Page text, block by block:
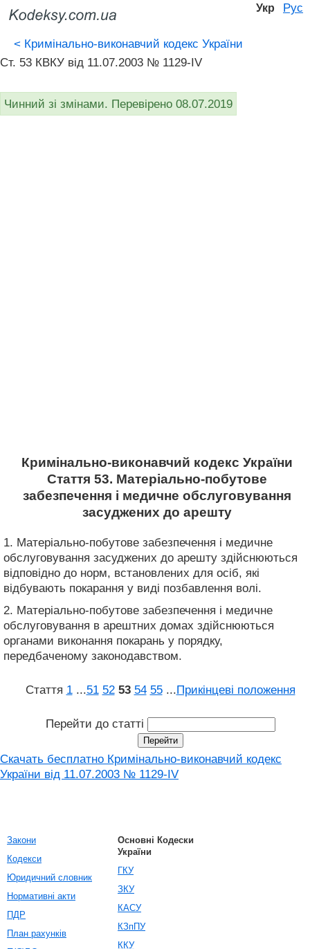
Укр Рус
< Кримінально-виконавчий кодекс України
Ст. 53 КВКУ від 11.07.2003 № 1129-IV
Чинний зі змінами. Перевірено 08.07.2019
Кримінально-виконавчий кодекс України
Стаття 53. Матеріально-побутове
забезпечення і медичне обслуговування
засуджених до арешту
1. Матеріально-побутове забезпечення і медичне
обслуговування засуджених до арешту здійснюються
відповідно до норм, встановлених для осіб, які
відбувають покарання у виді позбавлення волі.
2. Матеріально-побутове забезпечення і медичне
обслуговування в арештних домах здійснюються
органами виконання покарань у порядку,
передбаченому законодавством.
Стаття 1 ...51 52 53 54 55 ...Прикінцеві положення
Перейти до статті
Скачать бесплатно Кримінально-виконавчий кодекс
України від 11.07.2003 № 1129-IV
Закони
Кодекси
Юридичний словник
Нормативні акти
ПДР
План рахунків
Основні Кодески
України
ГКУ
ЗКУ
КАСУ
КЗпПУ
ККУ